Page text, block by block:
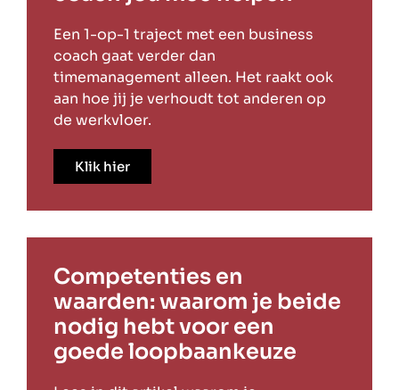
Een 1-op-1 traject met een business
coach gaat verder dan
timemanagement alleen. Het raakt ook
aan hoe jij je verhoudt tot anderen op
de werkvloer.
Klik hier
Competenties en
waarden: waarom je beide
nodig hebt voor een
goede loopbaankeuze